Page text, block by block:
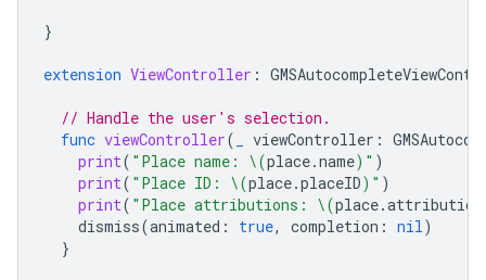
}
extension ViewController :
// Handle the user's selection.
func viewController( viewController :
print( "Place name: \(place.name) " )
print( "Place ID: \(place.placeID) " )
print( "Place attributions: \(place.
dismiss(animated : true, completion : nil)
}